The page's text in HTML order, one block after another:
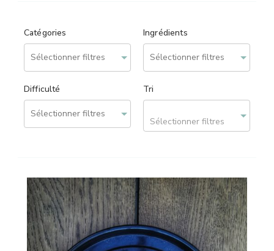
Catégories Ingrédients
Difficulté Tri
Sélectionner filtres